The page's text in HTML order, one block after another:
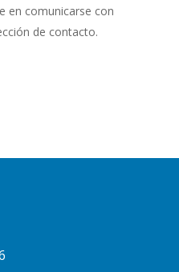
en comunicarse con
de contacto.